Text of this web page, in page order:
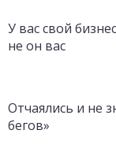
У вас свой
не он вас
Отчаялись и не
бегов»